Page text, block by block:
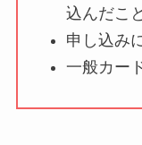
込んだこ
申し込み
一般カー